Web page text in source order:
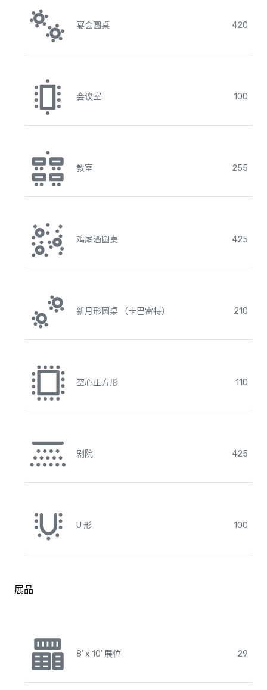
宴会圆桌 420
会议室 100
教室 255
鸡尾酒圆桌 425
新月形圆桌 （卡巴雷特） 210
空心正方形 110
剧院 425
U 形 100
展品
8' x 10' 展位 29